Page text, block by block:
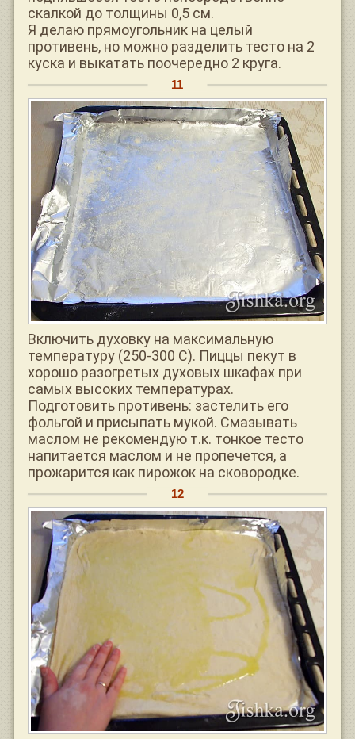
скалкой до толщины 0,5 см.
Я делаю прямоугольник на целый
противень, но можно разделить тесто на 2
куска и выкатать поочередно 2 круга.
Включить духовку на максимальную
температуру (250-300 С). Пиццы пекут в
хорошо разогретых духовых шкафах при
самых высоких температурах.
Подготовить противень: застелить его
фольгой и присыпать мукой. Смазывать
маслом не рекомендую т.к. тонкое тесто
напитается маслом и не пропечется, а
прожарится как пирожок на сковородке.